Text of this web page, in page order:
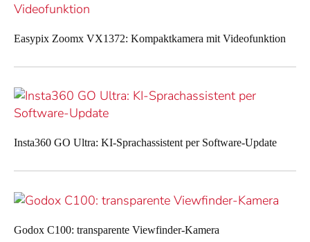
Easypix Zoomx VX1372: Kompaktkamera mit Videofunktion
Insta360 GO Ultra: KI-Sprachassistent per Software-Update
Godox C100: transparente Viewfinder-Kamera